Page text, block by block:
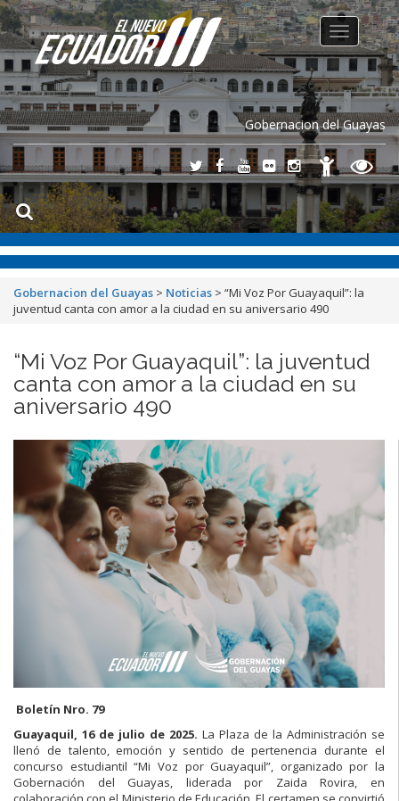
Gobernacion del Guayas
Toggle
navigation
Gobernacion del Guayas > Noticias > “Mi Voz Por Guayaquil”: la
juventud canta con amor a la ciudad en su aniversario 490
“Mi Voz Por Guayaquil”: la juventud
canta con amor a la ciudad en su
aniversario 490
Boletín Nro. 79
Guayaquil, 16 de julio de 2025. La Plaza de la Administración se
llenó de talento, emoción y sentido de pertenencia durante el
concurso estudiantil “Mi Voz por Guayaquil”, organizado por la
Gobernación del Guayas, liderada por Zaida Rovira, en